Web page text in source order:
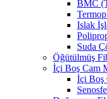
BMC
Islak
Suda
Öğütülmüş
İçi Boş Cam
İçi Boş